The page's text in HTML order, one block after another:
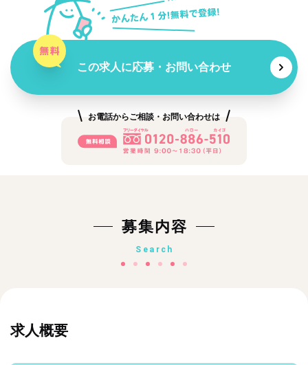
この求人に応募・お問い合わせ
お電話からご相談・お問い合わせは
募集内容
Search
求人概要